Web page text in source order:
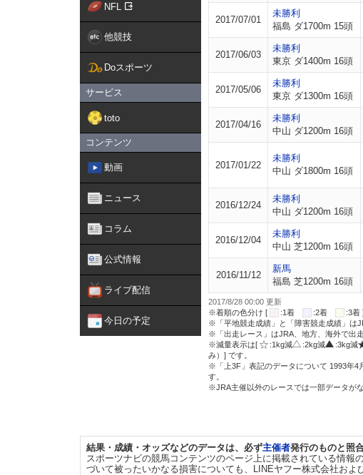
NFL
他競技
Doスポーツ
サービス
toto
コンテンツ
動画
ニュース
コラム
公式情報
ライブ配信
今日の予定
2017/07/01
未勝利
福島 ダ1700m 15頭
2017/06/03
未勝利
東京 ダ1400m 16頭
2017/05/06
未勝利
東京 ダ1300m 16頭
2017/04/16
未勝利
中山 ダ1200m 16頭
2017/01/22
未勝利
中山 ダ1800m 16頭
2016/12/24
未勝利
中山 ダ1200m 16頭
2016/12/04
未勝利
中山 芝1200m 16頭
2016/11/12
新馬
福島 芝1200m 16頭
2017/8/28 00:00 更新
※着順の色分け [
:1着 :2着
:3着
※「平地競走成績」と「障害競走成績」は
※「出走レース」はJRA、地方、海外で出
※減量表示は[
:1kg減 :2kg減 :3kg減
み）] です。
※「上3F」表記のデータについて 1993年4
す。
※JRA主催以外のレースでは一部データが
結果・成績・オッズなどのデータは、必ず主催者発行のものと照
スポーツナビの競馬コンテンツのページ上に掲載されている情
づいて被ったいかなる損害についても、LINEヤフー株式会社およ